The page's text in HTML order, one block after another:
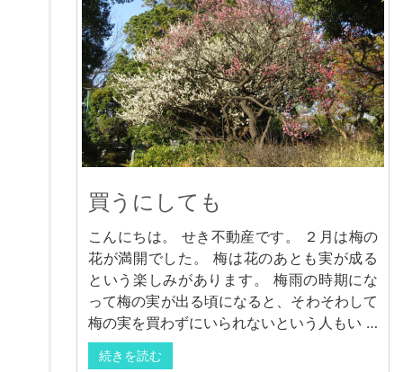
買うにしても
こんにちは。 せき不動産です。 ２月は梅の
花が満開でした。 梅は花のあとも実が成る
という楽しみがあります。 梅雨の時期にな
って梅の実が出る頃になると、そわそわして
梅の実を買わずにいられないという人もい …
続きを読む